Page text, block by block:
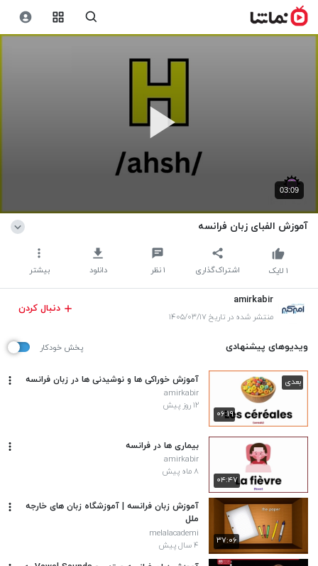
03:09
آموزش الفبای زبان فرانسه
اشتراک‌گذاری ۱ نظر دانلود بیشتر ۱ لایک
amirkabir
منتشر شده در تاریخ ۱۴۰۵/۰۳/۱۷
دنبال کردن
ویدیوهای پیشنهادی پخش خودکار
۰۶:۱۹
بعدی آموزش خوراکی ها و نوشیدنی ها در زبان فرانسه
amirkabir
۱۲ روز پیش
۰۴:۴۷
بیماری ها در فرانسه
amirkabir
۸ ماه پیش
۳۷:۰۶
آموزش زبان فرانسه | آموزشگاه زبان های خارجه
ملل
melalacademi
۴ سال پیش